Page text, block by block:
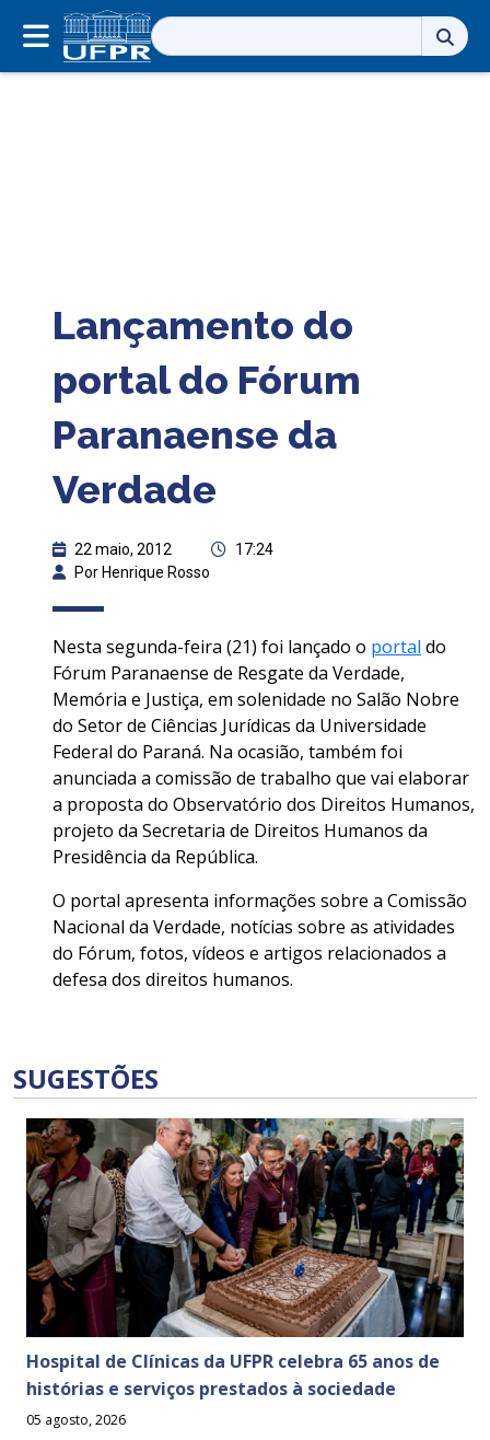
Pesquisar
por:
Lançamento do
portal do Fórum
Paranaense da
Verdade
22 maio, 2012
17:24
Por Henrique Rosso
Nesta segunda-feira (21) foi lançado o portal do
Fórum Paranaense de Resgate da Verdade,
Memória e Justiça, em solenidade no Salão Nobre
do Setor de Ciências Jurídicas da Universidade
Federal do Paraná. Na ocasião, também foi
anunciada a comissão de trabalho que vai elaborar
a proposta do Observatório dos Direitos Humanos,
projeto da Secretaria de Direitos Humanos da
Presidência da República.
O portal apresenta informações sobre a Comissão
Nacional da Verdade, notícias sobre as atividades
do Fórum, fotos, vídeos e artigos relacionados a
defesa dos direitos humanos.
SUGESTÕES
Hospital de Clínicas da UFPR celebra 65 anos de
histórias e serviços prestados à sociedade
05 agosto, 2026